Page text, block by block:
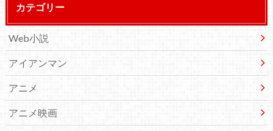
カテゴリー
Web小説
アイアンマン
アニメ
アニメ映画